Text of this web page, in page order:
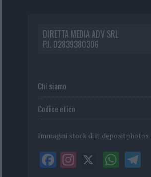
DIRETTA MEDIA ADV SRL
P.I. 02839380306
Chi siamo
Codice etico
Immagini stock di